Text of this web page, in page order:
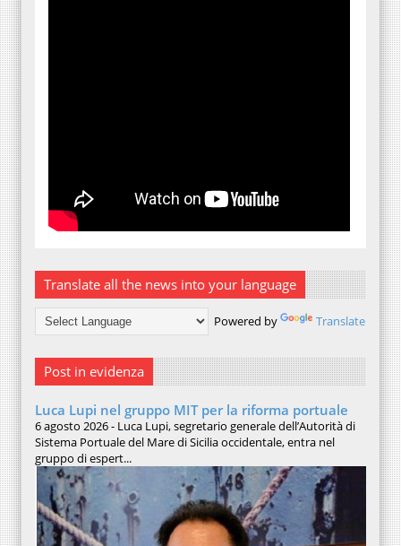
Translate all the news into your language
Powered by Translate
Post in evidenza
Luca Lupi nel gruppo MIT per la riforma portuale
6 agosto 2026 - Luca Lupi, segretario generale dell’Autorità di
Sistema Portuale del Mare di Sicilia occidentale, entra nel
gruppo di espert...